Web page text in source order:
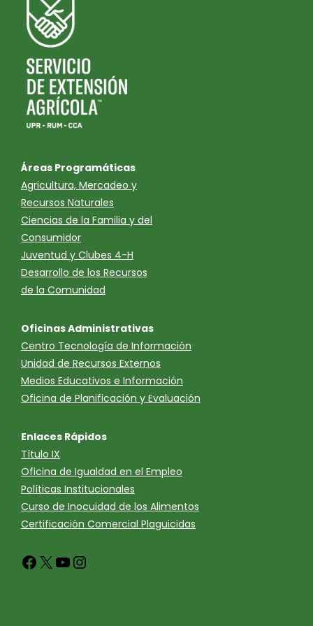
Áreas Programáticas
Agricultura, Mercadeo y
Recursos Naturales
Ciencias de la Familia y del
Consumidor
Juventud y Clubes 4-H
Desarrollo de los Recursos
de la Comunidad
Oficinas Administrativas
Centro Tecnología de Información
Unidad de Recursos Externos
Medios Educativos e Información
Oficina de Planificación y Evaluación
Enlaces Rápidos
Título IX
Oficina de Igualdad en el Empleo
Políticas Institucionales
Curso de Inocuidad de los Alimentos
Certificación Comercial Plaguicidas
Facebook
X YouTube